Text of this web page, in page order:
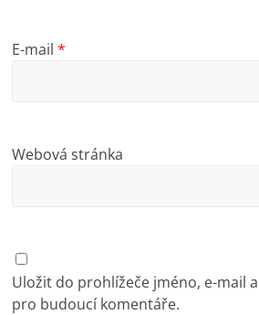
E-mail*
Webová stránka
Uložit do prohlížeče jméno, e-mail
pro budoucí komentáře.